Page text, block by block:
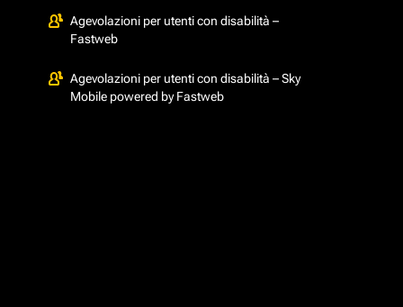
Agevolazioni per utenti con disabilità –
Fastweb
Agevolazioni per utenti con disabilità – Sky
Mobile powered by Fastweb